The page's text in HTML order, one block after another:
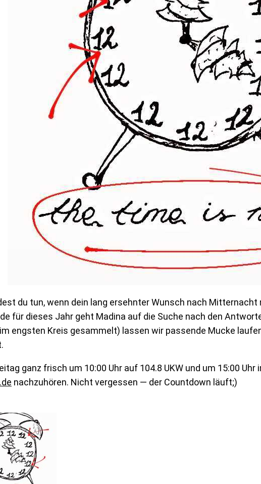
du tun, wenn dein lang ersehnter Wunsch nach Mitternacht
für dieses Jahr geht Madina auf die Suche nach den
engsten Kreis gesammelt) lassen wir passende Mucke
ganz frisch um 10:00 Uhr auf 104.8 UKW und um 15:00 Uhr
nachzuhören. Nicht vergessen — der Countdown läuft;)